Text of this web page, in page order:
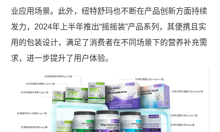
业应用场景。此外，纽特舒玛也不断在产品创新方面持续
发力，2024年上半年推出“摇摇装”产品系列，其便携且实
用的包装设计，满足了消费者在不同场景下的营养补充需
求，进一步提升了用户体验。